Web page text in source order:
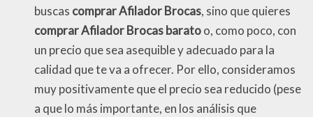
buscas comprar Afilador Brocas, sino que quieres
comprar Afilador Brocas baratoo, como poco, con
un precio que sea asequible y adecuado para la
calidad que te va a ofrecer. Por ello, consideramos
muy positivamente que el precio sea reducido (pese
a que lo más importante, en los análisis que